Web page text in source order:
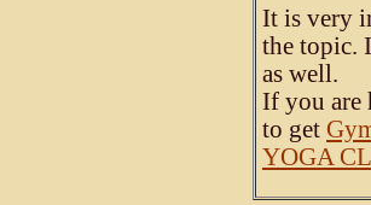
It is very
the topic.
as well.
If you are
to get
YOGA